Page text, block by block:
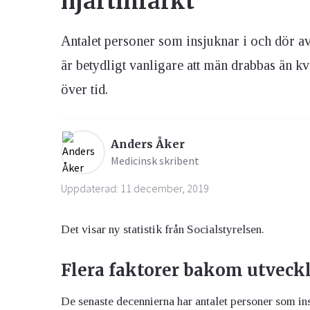
Ögon & Öron
Övervikt
Antalet personer som insjuknar i och dör
är betydligt vanligare att män drabbas än
över tid.
Anders Åker
Medicinsk skribent
Uppdaterad: 11 december, 2019
Det visar ny statistik från Socialstyrelsen.
Flera faktorer bakom
De senaste decennierna har antalet personer som